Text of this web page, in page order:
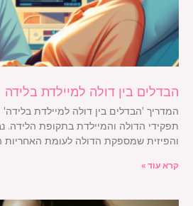
הבדלים בין דולה למיילדת בלידה
המדריך 'הבדלים בין דולה למיילדת
תפקידי הדולה והמיילדת בתקופת הלידה.
והפיזית שמספקת הדולה לעומת האחריות
קרא עוד »